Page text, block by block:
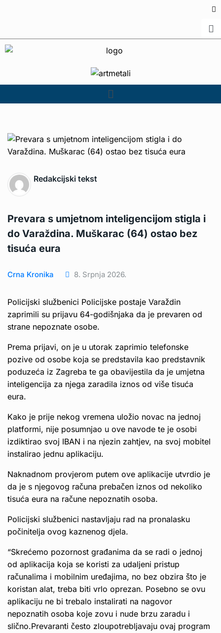
Redakcijski tekst
Prevara s umjetnom inteligencijom stigla i
do Varaždina. Muškarac (64) ostao bez
tisuća eura
Crna Kronika 8. Srpnja 2026.
Policijski službenici Policijske postaje Varaždin
zaprimili su prijavu 64-godišnjaka da je prevaren od
strane nepoznate osobe.
Prema prijavi, on je u utorak zaprimio telefonske
pozive od osobe koja se predstavila kao predstavnik
poduzeća iz Zagreba te ga obavijestila da je umjetna
inteligencija za njega zaradila iznos od više tisuća
eura.
Kako je prije nekog vremena uložio novac na jednoj
platformi, nije posumnjao u ove navode te je osobi
izdiktirao svoj IBAN i na njezin zahtjev, na svoj mobitel
instalirao jednu aplikaciju.
Naknadnom provjerom putem ove aplikacije utvrdio je
da je s njegovog računa prebačen iznos od nekoliko
tisuća eura na račune nepoznatih osoba.
Policijski službenici nastavljaju rad na pronalasku
počinitelja ovog kaznenog djela.
“Skrećemo pozornost građanima da se radi o jednoj
od aplikacija koja se koristi za udaljeni pristup
računalima i mobilnim uređajima, no bez obzira što je
koristan alat, treba biti vrlo oprezan. Posebno se ovu
aplikaciju ne bi trebalo instalirati na nagovor
nepoznatih osoba koje zovu i nude brzu zaradu i
slično.Prevaranti često zloupotrebljavaju ovaj program